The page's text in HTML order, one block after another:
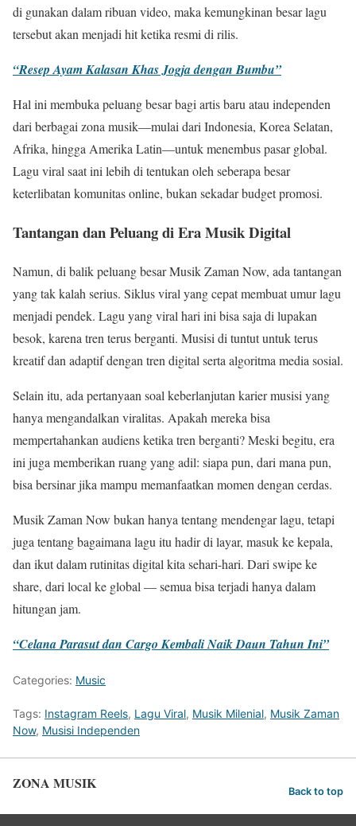
di gunakan dalam ribuan video, maka kemungkinan besar lagu
tersebut akan menjadi hit ketika resmi di rilis.
“Resep Ayam Kalasan Khas Jogja dengan Bumbu”
Hal ini membuka peluang besar bagi artis baru atau independen
dari berbagai zona musik—mulai dari Indonesia, Korea Selatan,
Afrika, hingga Amerika Latin—untuk menembus pasar global.
Lagu viral saat ini lebih di tentukan oleh seberapa besar
keterlibatan komunitas online, bukan sekadar budget promosi.
Tantangan dan Peluang di Era Musik Digital
Namun, di balik peluang besar Musik Zaman Now, ada tantangan
yang tak kalah serius. Siklus viral yang cepat membuat umur lagu
menjadi pendek. Lagu yang viral hari ini bisa saja di lupakan
besok, karena tren terus berganti. Musisi di tuntut untuk terus
kreatif dan adaptif dengan tren digital serta algoritma media sosial.
Selain itu, ada pertanyaan soal keberlanjutan karier musisi yang
hanya mengandalkan viralitas. Apakah mereka bisa
mempertahankan audiens ketika tren berganti? Meski begitu, era
ini juga memberikan ruang yang adil: siapa pun, dari mana pun,
bisa bersinar jika mampu memanfaatkan momen dengan cerdas.
Musik Zaman Now bukan hanya tentang mendengar lagu, tetapi
juga tentang bagaimana lagu itu hadir di layar, masuk ke kepala,
dan ikut dalam rutinitas digital kita sehari-hari. Dari swipe ke
share, dari local ke global — semua bisa terjadi hanya dalam
hitungan jam.
“Celana Parasut dan Cargo Kembali Naik Daun Tahun Ini”
Categories: Music
Tags: Instagram Reels, Lagu Viral, Musik Milenial, Musik Zaman
Now, Musisi Independen
ZONA MUSIK Back to top